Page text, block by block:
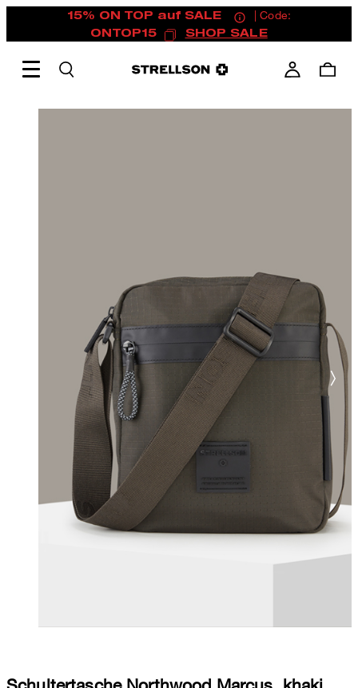
15% ON TOP auf SALE
| Code:
ONTOP15
SHOP SALE